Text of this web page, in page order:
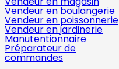
Vendeur en boulangerie
Vendeur en poissonnerie
Vendeur en jardinerie
Manutentionnaire
Préparateur de
commandes